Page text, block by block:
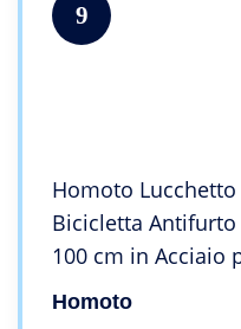
9
Homoto Lucchetto
Bicicletta Antifurto
100 cm in Acciaio
Alta Sicurezza da
Homoto